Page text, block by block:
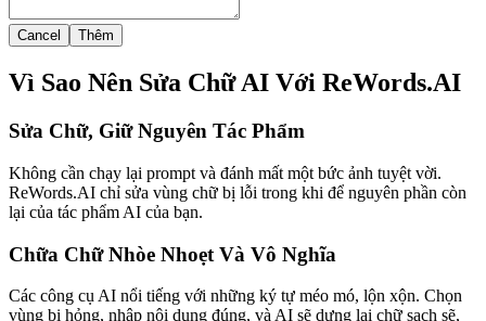
Cancel Thêm
Vì Sao Nên Sửa Chữ AI Với ReWords.AI
Sửa Chữ, Giữ Nguyên Tác Phẩm
Không cần chạy lại prompt và đánh mất một bức ảnh tuyệt vời.
ReWords.AI chỉ sửa vùng chữ bị lỗi trong khi để nguyên phần còn
lại của tác phẩm AI của bạn.
Chữa Chữ Nhòe Nhoẹt Và Vô Nghĩa
Các công cụ AI nổi tiếng với những ký tự méo mó, lộn xộn. Chọn
vùng bị hỏng, nhập nội dung đúng, và AI sẽ dựng lại chữ sạch sẽ,